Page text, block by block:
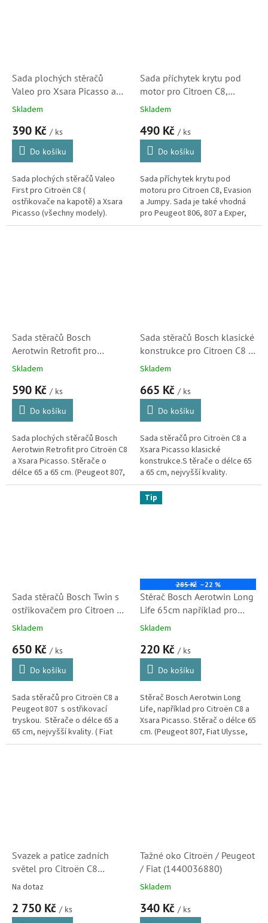
Sada plochých stěračů
Valeo pro Xsara Picasso a
Citroen C8 ( 575009, FM65)
Skladem
390 Kč / ks
Do košíku
Sada plochých stěračů Valeo
First pro Citroën C8 (
ostřikovače na kapotě) a Xsara
Picasso (všechny modely).
Stěrače o délce 65 a 65 cm.
Sada příchytek krytu pod
motor pro Citroen C8,
Evasion, Jumpy (Peugeot
Skladem
490 Kč / ks
Do košíku
Sada příchytek krytu pod
motoru pro Citroen C8, Evasion
a Jumpy. Sada je také vhodná
pro Peugeot 806, 807 a Exper,
Fat Ulysse a Scudo, Lancia
Sada stěračů Bosch
Aerotwin Retrofit pro
Citroen C8 a Xsara Picasso
Skladem
590 Kč / ks
Do košíku
Sada plochých stěračů Bosch
Aerotwin Retrofit pro Citroën C8
a Xsara Picasso. Stěrače o
délce 65 a 65 cm. (Peugeot 807,
Fiat Ulysse, Lancia Phedra)
Sada stěračů Bosch klasické
konstrukce pro Citroen C8 a
Xsara Picasso
Skladem
665 Kč / ks
Do košíku
Sada stěračů pro Citroën C8 a
Xsara Picasso klasické
konstrukce.S těrače o délce 65
a 65 cm, nejvyšší kvality.
Sada stěračů Bosch Twin s
ostřikovačem pro Citroen C8
(3397118334, 6426LS,
Skladem
650 Kč / ks
Do košíku
Sada stěračů pro Citroën C8 a
Peugeot 807 s ostřikovací
tryskou. Stěrače o délce 65 a
65 cm, nejvyšší kvality. ( Fiat
Ulysse, Lancia Phedra)
Tip
285 Kč –22 %
Stěrač Bosch Aerotwin Long
Life 65cm například pro
Citroen C8 a Xsara Picasso
Skladem
220 Kč / ks
Do košíku
Stěrač Bosch Aerotwin Long
Life, například pro Citroën C8 a
Xsara Picasso. Stěrač o délce 65
cm. (Peugeot 807, Fiat Ulysse,
Lancia Phedra)
Svazek a patice zadních
světel pro Citroën C8
(6534KJ)
Na dotaz
2 750 Kč / ks
Tažné oko Citroën / Peugeot
/ Fiat (1440036880)
Skladem
340 Kč / ks